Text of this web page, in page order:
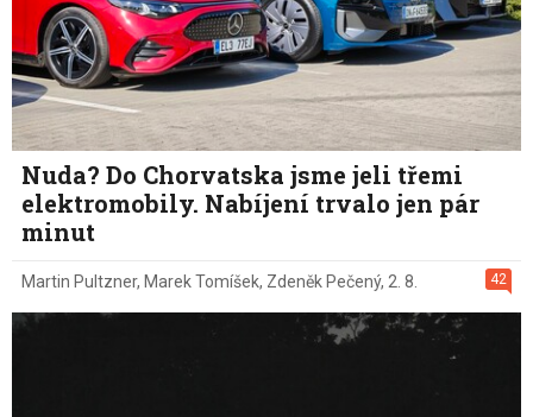
Nuda? Do Chorvatska jsme jeli třemi
elektromobily. Nabíjení trvalo jen pár
minut
42
Martin Pultzner, Marek Tomíšek, Zdeněk Pečený, 2. 8.